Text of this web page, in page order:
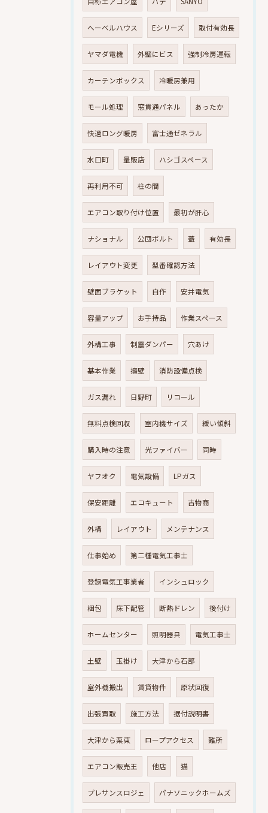
へーベルハウス Eシリーズ 取付有効長
ヤマダ電機 外壁にビス 強制冷房運転
カーテンボックス 冷暖房兼用
モール処理 窓貫通パネル あったか
快適ロング暖房 富士通ゼネラル
水口町 量販店 ハシゴスペース
再利用不可 柱の間
エアコン取り付け位置 最初が肝心
ナショナル 公団ボルト 蓋 有効長
レイアウト変更 型番確認方法
壁面ブラケット 自作 安井電気
容量アップ お手持品 作業スペース
外構工事 制震ダンパー 穴あけ
基本作業 擁壁 消防設備点検
ガス漏れ 日野町 リコール
無料点検回収 室内機サイズ 緩い傾斜
購入時の注意 光ファイバー 同時
ヤフオク 電気設備 LPガス
保安距離 エコキュート 古物商
外構 レイアウト メンテナンス
仕事始め 第二種電気工事士
登録電気工事業者 インシュロック
梱包 床下配管 断熱ドレン 後付け
ホームセンター 照明器具 電気工事士
土壁 玉掛け 大津から石部
室外機搬出 賃貸物件 原状回復
出張買取 施工方法 据付説明書
大津から栗東 ロープアクセス 難所
エアコン販売王 他店 猫
プレサンスロジェ パナソニックホームズ